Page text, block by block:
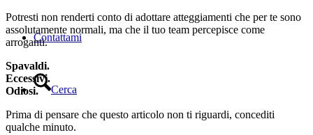
Contattami
Cerca
Potresti non renderti conto di adottare atteggiamenti che per te sono
assolutamente normali, ma che il tuo team percepisce come
arroganti.
Spavaldi.
Eccessivi.
Odiosi.
Prima di pensare che questo articolo non ti riguardi, concediti
qualche minuto.